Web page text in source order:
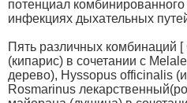
потенциал
инфекциях дыхательных
Пять различных комбинаций
(кипарис) в сочетании с
дерево), Hyssopus officinalis
Rosmarinus